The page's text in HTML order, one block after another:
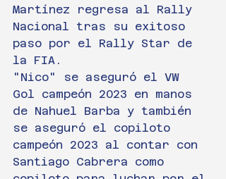
Martínez regresa al Rally
Nacional tras su exitoso
paso por el Rally Star de
la FIA.
"Nico" se aseguró el VW
Gol campeón 2023 en manos
de Nahuel Barba y también
se aseguró el copiloto
campeón 2023 al contar con
Santiago Cabrera como